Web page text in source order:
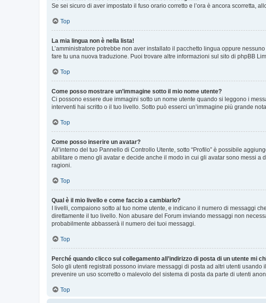
Se sei sicuro di aver impostato il fuso orario corretto e l’ora è ancora scorretta,
Top
La mia lingua non è nella lista!
L’amministratore potrebbe non aver installato il pacchetto lingua oppure
fare tu una nuova traduzione. Puoi trovare altre informazioni sul sito di phpBB
Top
Come posso mostrare un’immagine sotto il mio nome utente?
Ci possono essere due immagini sotto un nome utente quando si leggono i
interventi hai scritto o il tuo livello. Sotto può esserci un’immagine più grande
Top
Come posso inserire un avatar?
All’interno del tuo Pannello di Controllo Utente, sotto “Profilo” è possibile
abilitare o meno gli avatar e decide anche il modo in cui gli avatar sono messi a
ragioni.
Top
Qual è il mio livello e come faccio a cambiarlo?
I livelli, compaiono sotto al tuo nome utente, e indicano il numero di messaggi
direttamente il tuo livello. Non abusare del Forum inviando messaggi non
probabilmente abbasserà il numero dei tuoi messaggi.
Top
Perché quando clicco sul collegamento all’indirizzo di posta di un utente mi
Solo gli utenti registrati possono inviare messaggi di posta ad altri utenti
prevenire un uso scorretto o malevolo del sistema di posta da parte di utenti
Top